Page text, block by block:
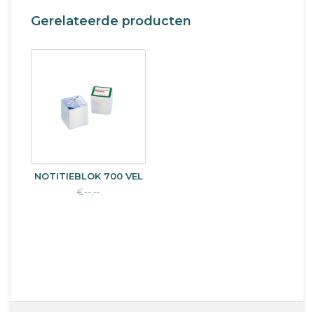
Gerelateerde producten
NOTITIEBLOK 700 VEL
€--,--